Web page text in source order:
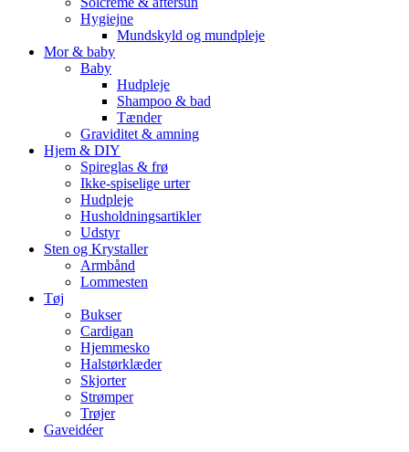
Hygiejne
Mundskyld og mundpleje
Mor & baby
Baby
Hudpleje
Shampoo & bad
Tænder
Graviditet & amning
Hjem & DIY
Spireglas & frø
Ikke-spiselige urter
Hudpleje
Husholdningsartikler
Udstyr
Sten og Krystaller
Armbånd
Lommesten
Tøj
Bukser
Cardigan
Hjemmesko
Halstørklæder
Skjorter
Strømper
Trøjer
Gaveidéer